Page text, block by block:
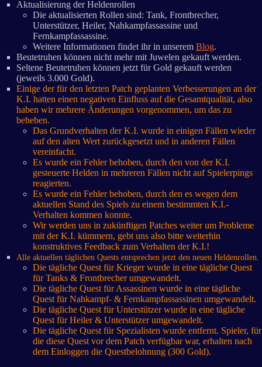
Aktualisierung der Heldenrollen
Die aktualisierten Rollen sind: Tank, Frontbrecher,
Unterstützer, Heiler, Nahkampfassassine und
Fernkampfassassine.
Weitere Informationen findet ihr in unserem Blog.
Beutetruhen können nicht mehr mit Juwelen gekauft werden.
Seltene Beutetruhen können jetzt für Gold gekauft werden
(jeweils 3.000 Gold).
Einige der für den letzten Patch geplanten Verbesserungen an der
K.I. hatten einen negativen Einfluss auf die Gesamtqualität, also
haben wir mehrere Änderungen vorgenommen, um das zu
beheben.
Das Grundverhalten der K.I. wurde in einigen Fällen wieder
auf den alten Wert zurückgesetzt und in anderen Fällen
vereinfacht.
Es wurde ein Fehler behoben, durch den von der K.I.
gesteuerte Helden in mehreren Fällen nicht auf Spielerpings
reagierten.
Es wurde ein Fehler behoben, durch den es wegen dem
aktuellen Stand des Spiels zu einem bestimmten K.I.-
Verhalten kommen konnte.
Wir werden uns in zukünftigen Patches weiter um Probleme
mit der K.I. kümmern, gebt uns also bitte weiterhin
konstruktives Feedback zum Verhalten der K.I.!
Alle aktuellen täglichen Quests entsprechen jetzt den neuen Heldenrollen.
Die tägliche Quest für Krieger wurde in eine tägliche Quest
für Tanks & Frontbrecher umgewandelt.
Die tägliche Quest für Assassinen wurde in eine tägliche
Quest für Nahkampf- & Fernkampfassassinen umgewandelt.
Die tägliche Quest für Unterstützer wurde in eine tägliche
Quest für Heiler & Unterstützer umgewandelt.
Die tägliche Quest für Spezialisten wurde entfernt. Spieler, für
die diese Quest vor dem Patch verfügbar war, erhalten nach
dem Einloggen die Questbelohnung (300 Gold).